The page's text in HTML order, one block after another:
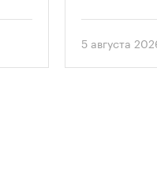
52-
от 5 августа
подход к
5 августа